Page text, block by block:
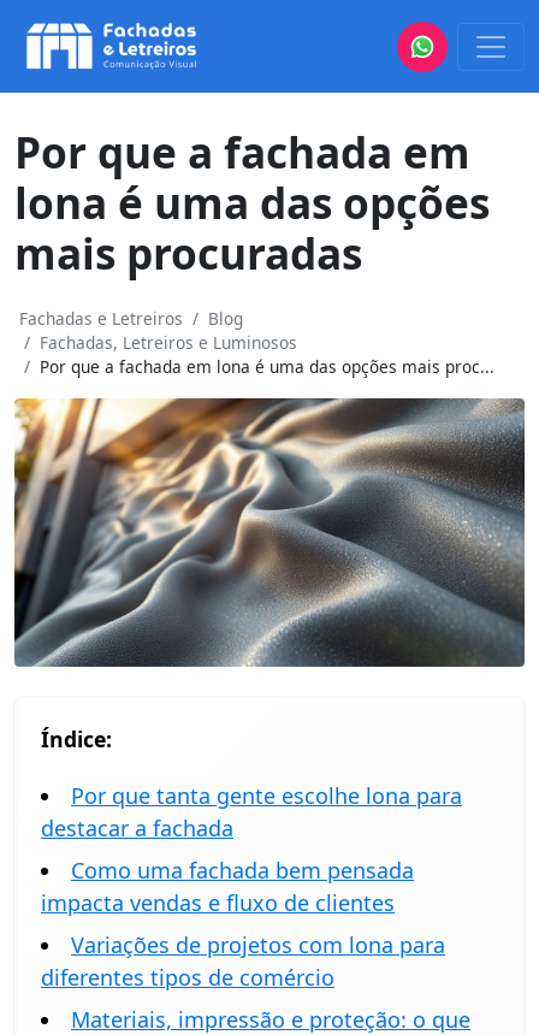
Por que a fachada em
lona é uma das opções
mais procuradas
Fachadas e Letreiros
Blog
Fachadas, Letreiros e Luminosos
Por que a fachada em lona é uma das opções mais proc...
Índice:
Por que tanta gente escolhe lona para
destacar a fachada
Como uma fachada bem pensada
impacta vendas e fluxo de clientes
Variações de projetos com lona para
diferentes tipos de comércio
Materiais, impressão e proteção: o que